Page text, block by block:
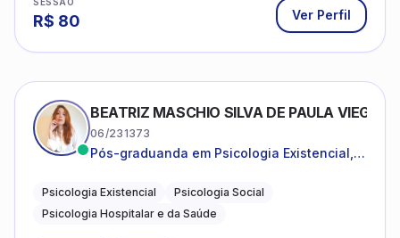
SESSÃO
R$ 80 Ver Perfil
BEATRIZ MASCHIO SILVA DE PAULA VIEGAS
06/231373
Pós-graduanda em Psicologia Existencial,
da Saúde.
Psicologia Existencial
Psicologia Social
Psicologia Hospitalar e da Saúde